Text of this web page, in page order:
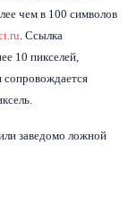
чем в 100 символов
. Ссылка
10 пикселей,
сопровождается
заведомо ложной